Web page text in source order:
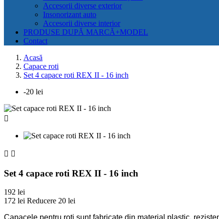
Accesorii diverse exterior
Insonorizant auto
Accesorii diverse interior
PRODUSE DUPĂ MARCĂ+MODEL
Contact
Acasă
Capace roti
Set 4 capace roti REX II - 16 inch
-20 lei

 
Set 4 capace roti REX II - 16 inch
192 lei
172 lei Reducere 20 lei